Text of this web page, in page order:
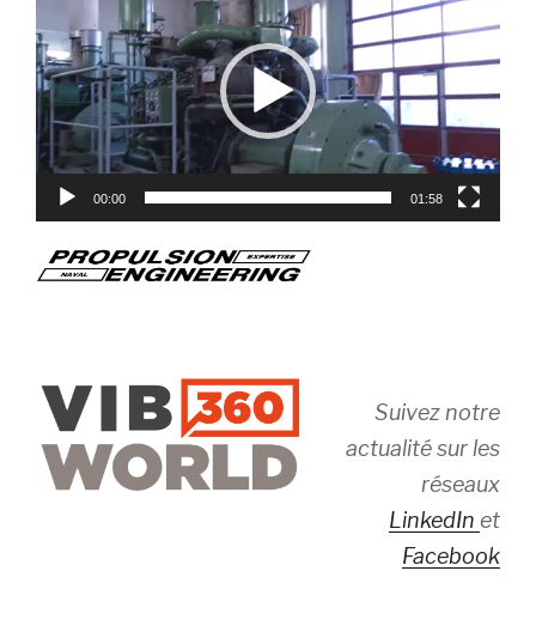
00:00 01:58
Suivez notre
actualité sur les
réseaux
LinkedIn et
Facebook